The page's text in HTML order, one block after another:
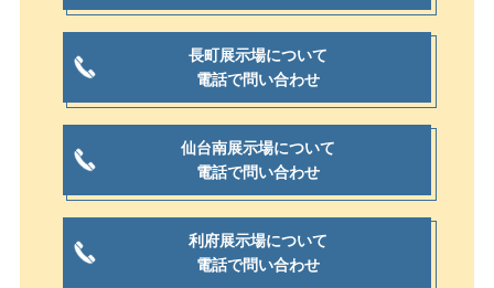
長町展示場について
電話で問い合わせ
仙台南展示場について
電話で問い合わせ
利府展示場について
電話で問い合わせ